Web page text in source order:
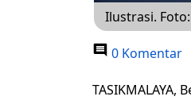
Ilustrasi.
0 Komentar